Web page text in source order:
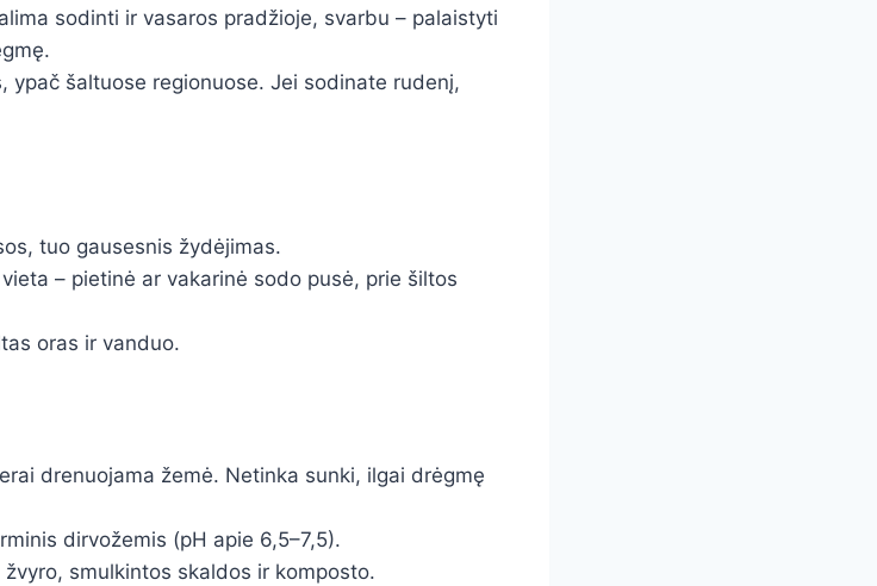
sodinti ir vasaros pradžioje, svarbu – palaistyti
ypač šaltuose regionuose. Jei sodinate rudenį,
tuo gausesnis žydėjimas.
– pietinė ar vakarinė sodo pusė, prie šiltos
oras ir vanduo.
drenuojama žemė. Netinka sunki, ilgai drėgmę
dirvožemis (pH apie 6,5–7,5).
smulkintos skaldos ir komposto.